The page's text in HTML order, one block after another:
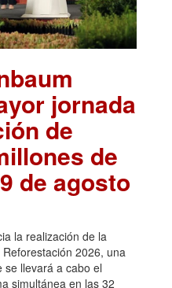
jornada
de
de
de agosto
la realización de la
2026, una
se llevará a cabo el
simultánea en las 32